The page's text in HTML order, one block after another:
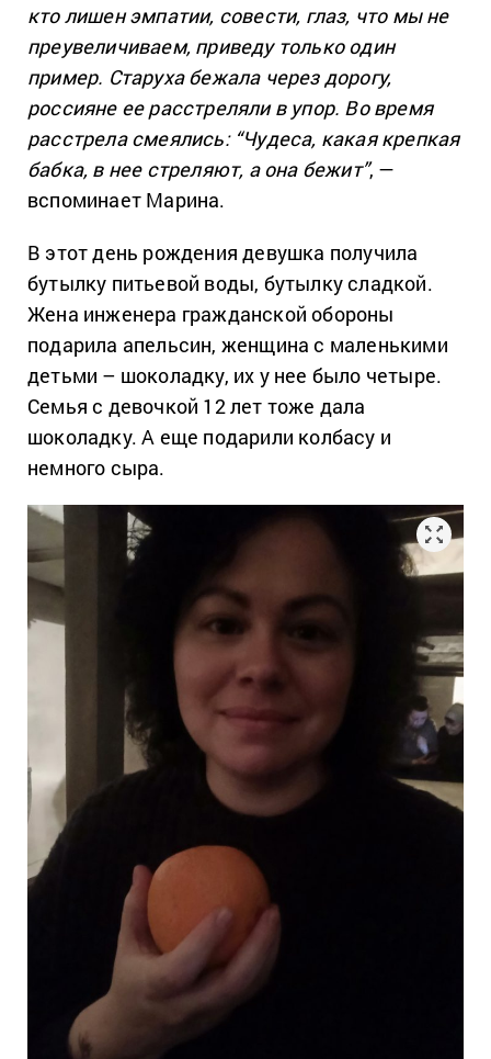
кто лишен эмпатии, совести, глаз, что мы не
преувеличиваем, приведу только один
пример. Старуха бежала через дорогу,
россияне ее расстреляли в упор. Во время
расстрела смеялись: “Чудеса, какая крепкая
бабка, в нее стреляют, а она бежит”, —
вспоминает Марина.
В этот день рождения девушка получила
бутылку питьевой воды, бутылку сладкой.
Жена инженера гражданской обороны
подарила апельсин, женщина с маленькими
детьми – шоколадку, их у нее было четыре.
Семья с девочкой 12 лет тоже дала
шоколадку. А еще подарили колбасу и
немного сыра.